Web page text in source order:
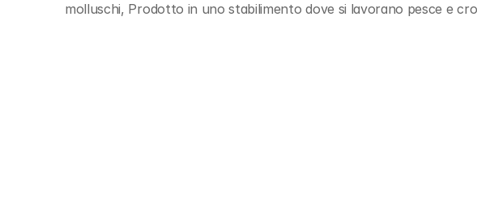
molluschi, Prodotto in uno stabilimento dove si lavorano pesce e